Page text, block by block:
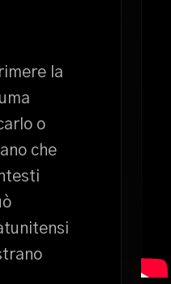
la
o
che